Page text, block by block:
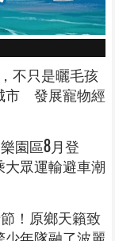
不只是曬毛孩
市 發展寵物經
園區8月登
眾運輸避車潮
！原鄉天籟致